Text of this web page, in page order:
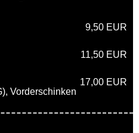
9,50 EUR
11,50 EUR
17,00 EUR
Vorderschinken